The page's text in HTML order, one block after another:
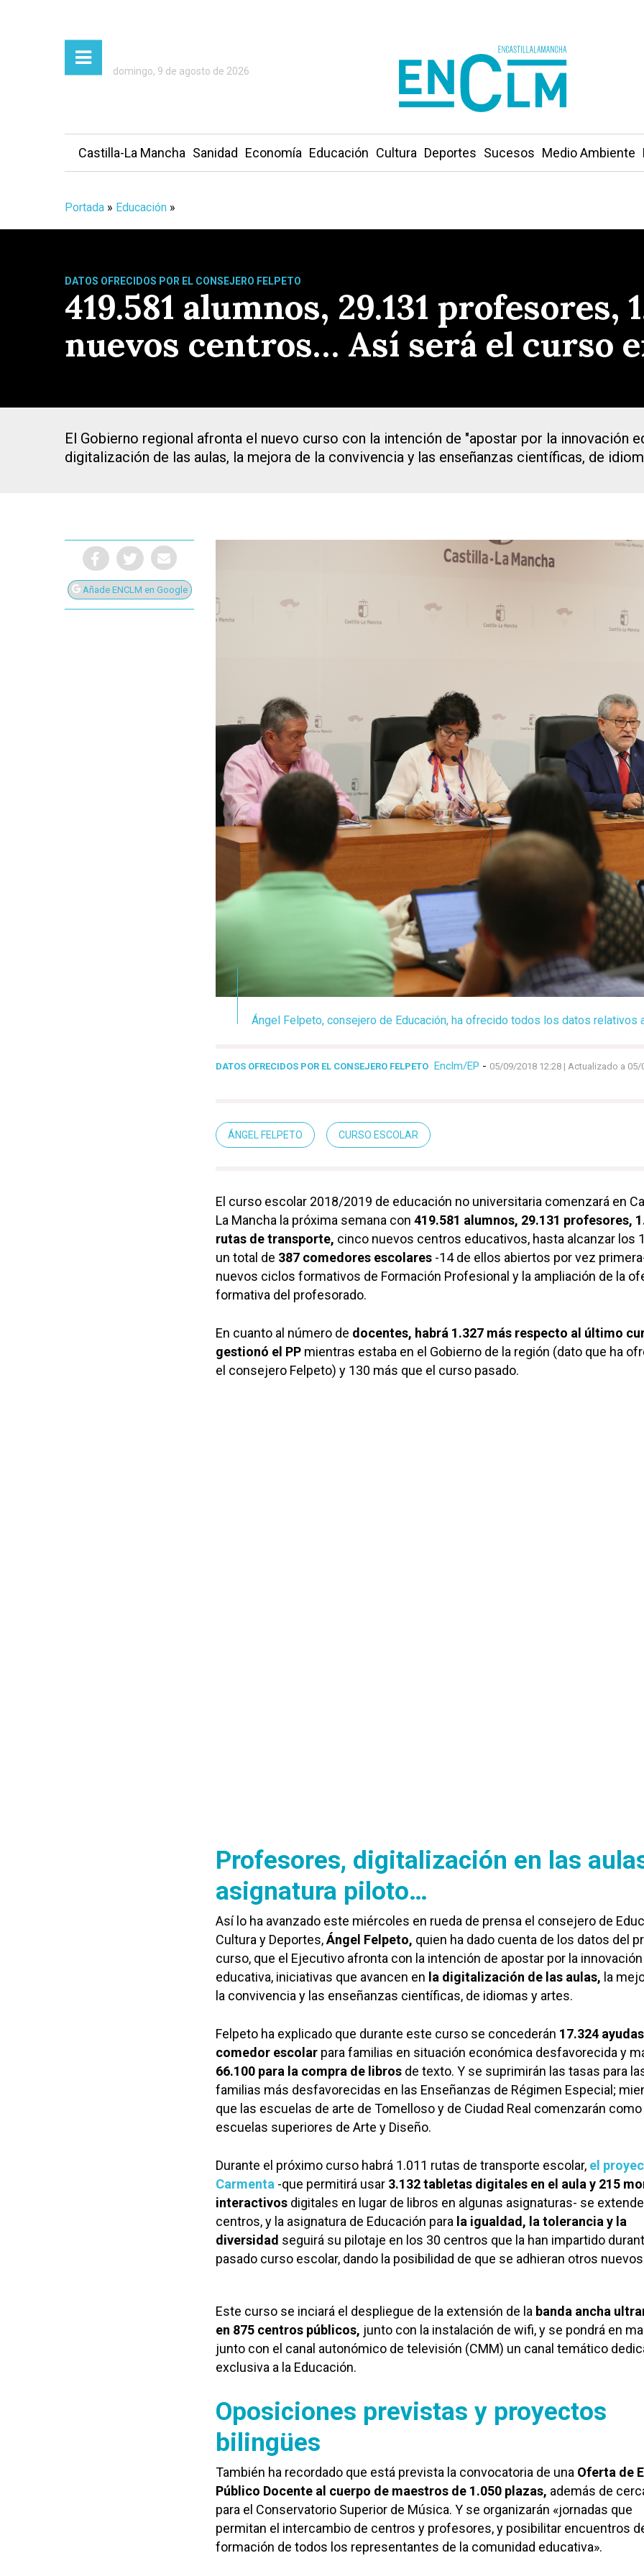
Presiona Intro para buscar o ESC para cerrar
domingo, 9 de agosto de 2026
Castilla-La Mancha Sanidad Economía Educación Cultura Deportes Sucesos Medio Ambiente
Portada » Educación »
DATOS OFRECIDOS POR EL CONSEJERO FELPETO
419.581 alumnos, 29.131 profesores,
nuevos centros… Así será el curso
El Gobierno regional afronta el nuevo curso con la intención de "apostar por la innovación
digitalización de las aulas, la mejora de la convivencia y las enseñanzas científicas, de
Añade ENCLM en Google
Ángel Felpeto, consejero de Educación, ha ofrecido todos los datos relativos
DATOS OFRECIDOS POR EL CONSEJERO FELPETO Enclm/EP - 05/09/2018 12:28 | Actualizado a 05/
ÁNGEL FELPETO CURSO ESCOLAR
El curso escolar 2018/2019 de educación no universitaria comenzará en
La Mancha la próxima semana con 419.581 alumnos, 29.131 profesores,
rutas de transporte, cinco nuevos centros educativos, hasta alcanzar los
un total de 387 comedores escolares -14 de ellos abiertos por vez
nuevos ciclos formativos de Formación Profesional y la ampliación de la
formativa del profesorado.
En cuanto al número de docentes, habrá 1.327 más respecto al último
gestionó el PP mientras estaba en el Gobierno de la región (dato que ha
el consejero Felpeto) y 130 más que el curso pasado.
Profesores, digitalización en las
asignatura piloto…
Así lo ha avanzado este miércoles en rueda de prensa el consejero de
Cultura y Deportes,Ángel Felpeto, quien ha dado cuenta de los datos del
curso, que el Ejecutivo afronta con la intención de apostar por la innovación
educativa, iniciativas que avancen en la digitalización de las aulas, la
la convivencia y las enseñanzas científicas, de idiomas y artes.
Felpeto ha explicado que durante este curso se concederán 17.324
comedor escolar para familias en situación económica desfavorecida y
66.100 para la compra de libros de texto. Y se suprimirán las tasas para
familias más desfavorecidas en las Enseñanzas de Régimen Especial;
que las escuelas de arte de Tomelloso y de Ciudad Real comenzarán como
escuelas superiores de Arte y Diseño.
Durante el próximo curso habrá 1.011 rutas de transporte escolar, el
Carmenta -que permitirá usar 3.132 tabletas digitales en el aula y 215
interactivos digitales en lugar de libros en algunas asignaturas- se
centros, y la asignatura de Educación para la igualdad, la tolerancia y la
diversidad seguirá su pilotaje en los 30 centros que la han impartido
pasado curso escolar, dando la posibilidad de que se adhieran otros
Este curso se inciará el despliegue de la extensión de la banda ancha
en 875 centros públicos, junto con la instalación de wifi, y se pondrá en
junto con el canal autonómico de televisión (CMM) un canal temático
exclusiva a la Educación.
Oposiciones previstas y proyectos
bilingües
También ha recordado que está prevista la convocatoria de una Oferta de
Público Docente al cuerpo de maestros de 1.050 plazas, además de
para el Conservatorio Superior de Música. Y se organizarán «jornadas que
permitan el intercambio de centros y profesores, y posibilitar encuentros
formación de todos los representantes de la comunidad educativa».